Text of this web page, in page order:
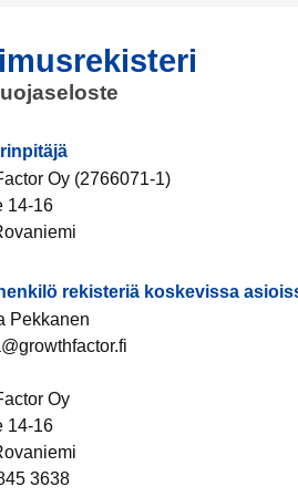
Oy (2766071-1)
14-16
rekisteriä koskevissa
Pekkanen
Oy
14-16
3638